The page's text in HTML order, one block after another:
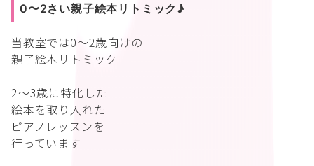
0〜2さい親子絵本リトミック♪
当教室では0〜2歳向けの
親子絵本リトミック
2〜3歳に特化した
絵本を取り入れた
ピアノレッスンを
行っています